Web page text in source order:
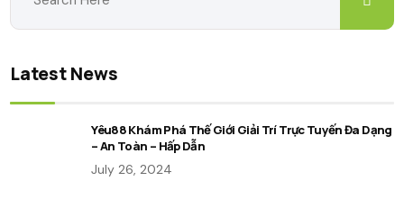
Latest News
Yêu88 Khám Phá Thế Giới Giải Trí Trực Tuyến Đa Dạng
– An Toàn – Hấp Dẫn
July 26, 2024